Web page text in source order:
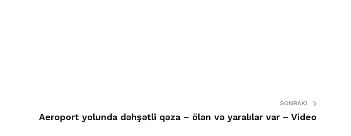
SONRAKI
Aeroport yolunda dəhşətli qəza – ölən və yaralılar var – Video